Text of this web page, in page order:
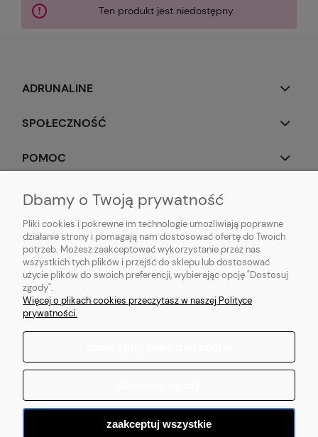
Ten produkt jest niedostępny.
ADRUNALINE
SPOŁECZNOŚĆ
POMOC
OBSERWUJ NAS
Popularne produkty:Koszulki do biegania|Topy do biegania|Bluzy do
biegania| Longsleeve do biegania|Kurtki do biegania|Kamizelki do
biegania| Legginsy do biegania
Sklep internetowy Shoper.pl
Dbamy o Twoją prywatność
Pliki cookies i pokrewne im technologie umożliwiają poprawne
działanie strony i pomagają nam dostosować ofertę do Twoich
potrzeb. Możesz zaakceptować wykorzystanie przez nas
wszystkich tych plików i przejść do sklepu lub dostosować
użycie plików do swoich preferencji, wybierając opcję "Dostosuj
zgody".
Więcej o plikach cookies przeczytasz w naszej Polityce
prywatności.
zaakceptuj wszystkie